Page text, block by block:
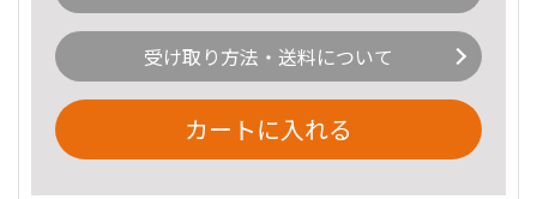
受け取り方法・送料について
カートに入れる